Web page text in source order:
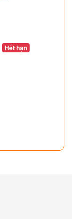
Hết hạn